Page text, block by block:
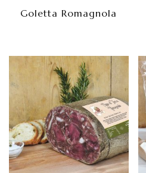
Goletta Romagnola